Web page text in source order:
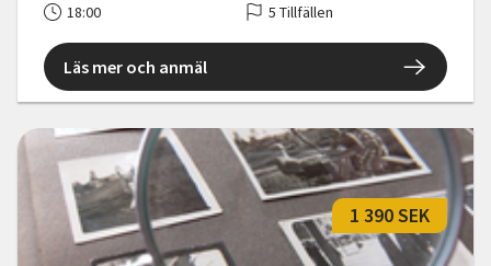
18:00
5 Tillfällen
Läs mer och anmäl
1 390 SEK